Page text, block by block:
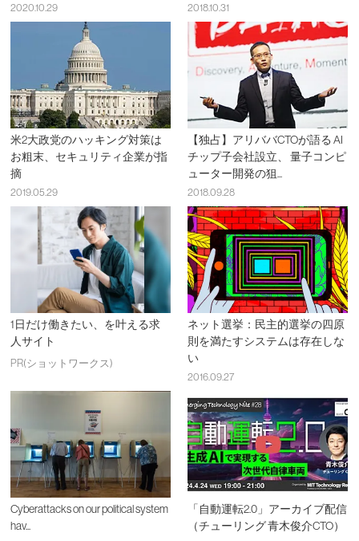
2020.10.29 2018.10.31
米2大政党のハッキング対策は
お粗末、セキュリティ企業が指
摘
2019.05.29
【独占】アリババCTOが語る AI
チップ子会社設立、 量子コンピ
ューター開発の狙...
2018.09.28
1日だけ働きたい、を叶える求
人サイト
PR(ショットワークス)
ネット選挙：民主的選挙の四原
則を満たすシステムは存在しな
い
2016.09.27
Cyberattacks on our political system
hav...
「自動運転2.0」アーカイブ配信
（チューリング 青木俊介CTO）